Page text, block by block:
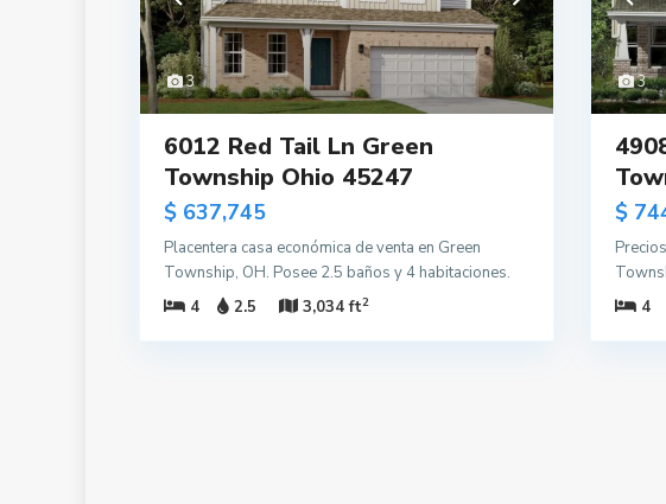
3
6012 Red Tail Ln Green
Township Ohio 45247
$ 637,745
Placentera casa económica de venta en Green
Township, OH. Posee 2.5 baños y 4 habitaciones.
4
2.5 3,034 ft2
3
$
4